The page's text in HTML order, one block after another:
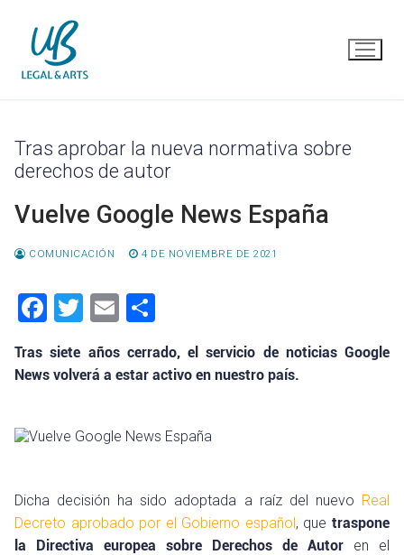
contenido
Tras aprobar la nueva normativa sobre
derechos de autor
Vuelve Google News España
COMUNICACIÓN 4 DE NOVIEMBRE DE 2021
Facebook
Twitter
Email
Tras siete años cerrado, el servicio de noticias Google
News volverá a estar activo en nuestro país.
Dicha decisión ha sido adoptada a raíz del nuevo Real
Decreto aprobado por el Gobierno español, quetraspone
la Directiva europea sobre Derechos de Autor en el